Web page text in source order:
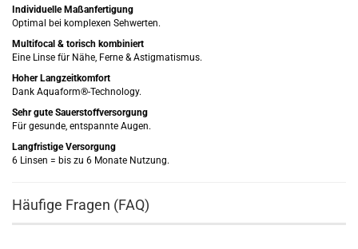
Individuelle Maßanfertigung
Optimal bei komplexen Sehwerten.
Multifocal & torisch kombiniert
Eine Linse für Nähe, Ferne & Astigmatismus.
Hoher Langzeitkomfort
Dank Aquaform®-Technology.
Sehr gute Sauerstoffversorgung
Für gesunde, entspannte Augen.
Langfristige Versorgung
6 Linsen = bis zu 6 Monate Nutzung.
Häufige Fragen (FAQ)